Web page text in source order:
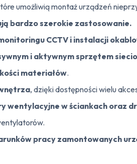
umożliwią montaż urządzeń
bardzo szerokie zastosowanie.
CCTV i instalacji
i aktywnym sprzętem
materiałów.
, dzięki dostępności wielu
w ściankach oraz
pracy zamontowanych